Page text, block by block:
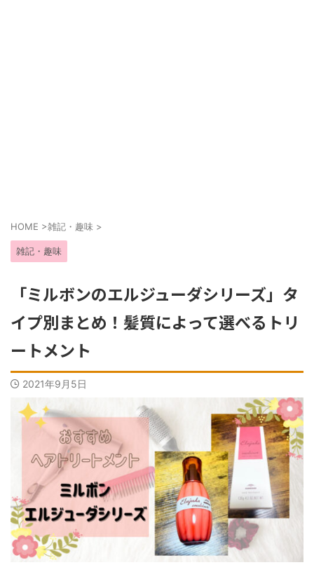
HOME >雑記・趣味 >
雑記・趣味
「ミルボンのエルジューダシリーズ」タ
イプ別まとめ！髪質によって選べるトリ
ートメント
2021年9月5日